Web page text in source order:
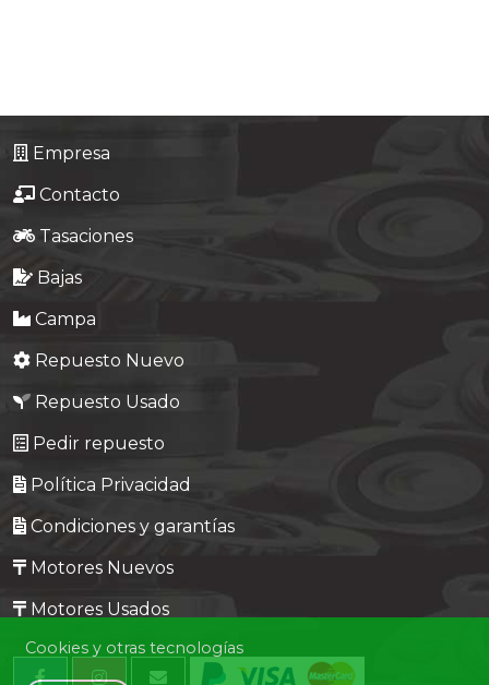
Empresa
Contacto
Tasaciones
Bajas
Campa
Repuesto Nuevo
Repuesto Usado
Pedir repuesto
Política Privacidad
Condiciones y garantías
Motores Nuevos
Motores Usados
Cookies y otras tecnologías